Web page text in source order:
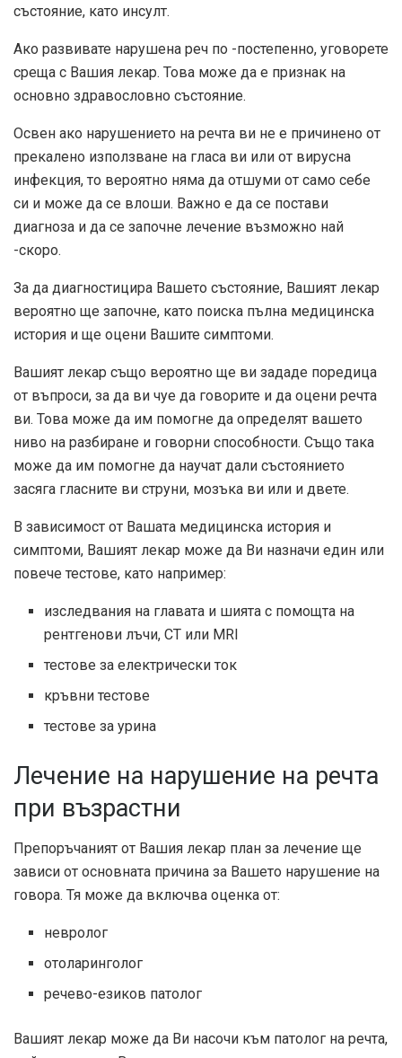
състояние, като инсулт.
Ако развивате нарушена реч по -постепенно, уговорете
среща с Вашия лекар. Това може да е признак на
основно здравословно състояние.
Освен ако нарушението на речта ви не е причинено от
прекалено използване на гласа ви или от вирусна
инфекция, то вероятно няма да отшуми от само себе
си и може да се влоши. Важно е да се постави
диагноза и да се започне лечение възможно най
-скоро.
За да диагностицира Вашето състояние, Вашият лекар
вероятно ще започне, като поиска пълна медицинска
история и ще оцени Вашите симптоми.
Вашият лекар също вероятно ще ви зададе поредица
от въпроси, за да ви чуе да говорите и да оцени речта
ви. Това може да им помогне да определят вашето
ниво на разбиране и говорни способности. Също така
може да им помогне да научат дали състоянието
засяга гласните ви струни, мозъка ви или и двете.
В зависимост от Вашата медицинска история и
симптоми, Вашият лекар може да Ви назначи един или
повече тестове, като например:
изследвания на главата и шията с помощта на
рентгенови лъчи, CT или MRI
тестове за електрически ток
кръвни тестове
тестове за урина
Лечение на нарушение на речта
при възрастни
Препоръчаният от Вашия лекар план за лечение ще
зависи от основната причина за Вашето нарушение на
говора. Тя може да включва оценка от:
невролог
отоларинголог
речево-езиков патолог
Вашият лекар може да Ви насочи към патолог на речта,